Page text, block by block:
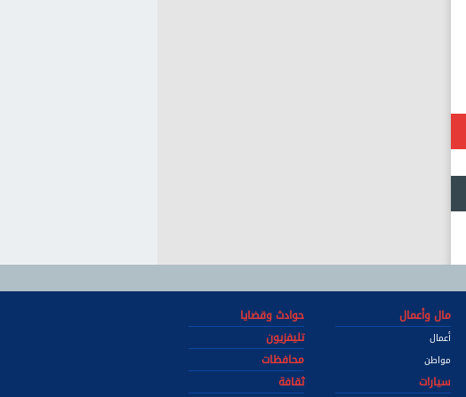
مال وأعمال
أعمال
مواطن
حوادث وقضايا
تليفزيون
محافظات
سيارات
ثقافة